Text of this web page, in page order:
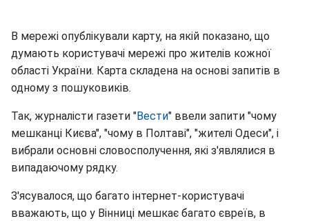
В мережі опублікували карту, на якій показано, що
думають користувачі мережі про жителів кожної
області України. Карта складена на основі запитів в
одному з пошуковиків.
Так, журналісти газети "Вести" ввели запити "чому
мешканці Києва", "чому в Полтаві", "жителі Одеси", і
вибрали основні словосполучення, які з'являлися в
випадаючому рядку.
З'ясувалося, що багато інтернет-користувачі
вважають, що у Вінниці мешкає багато євреїв, в